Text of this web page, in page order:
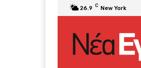
26.9 C New York